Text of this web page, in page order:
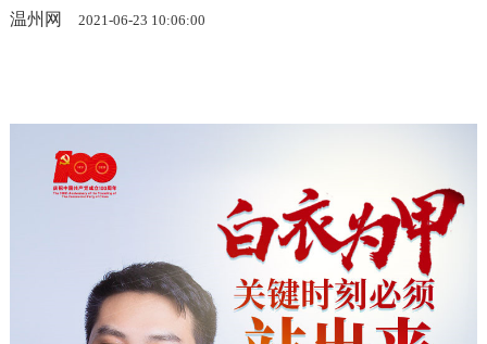
温州网 2021-06-23 10:06:00